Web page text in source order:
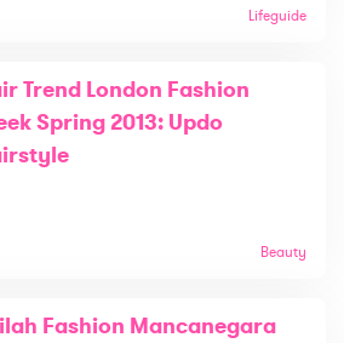
Lifeguide
Trend London Fashion
Spring 2013: Updo
Beauty
Fashion Mancanegara